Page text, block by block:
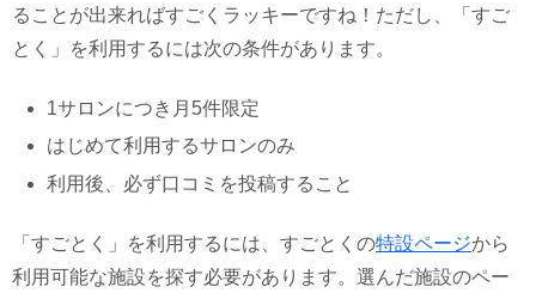
ることが出来ればすごくラッキーですね！ただし、「すご
とく」を利用するには次の条件があります。
1サロンにつき月5件限定
はじめて利用するサロンのみ
利用後、必ず口コミを投稿すること
「すごとく」を利用するには、すごとくの特設ページから
利用可能な施設を探す必要があります。選んだ施設のペー